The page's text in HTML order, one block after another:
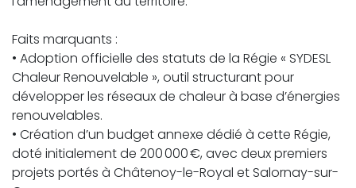
Faits marquants :
• Adoption officielle des statuts de la Régie « SYDESL
Chaleur Renouvelable », outil structurant pour
développer les réseaux de chaleur à base d’énergies
renouvelables.
• Création d’un budget annexe dédié à cette Régie,
doté initialement de 200 000 €, avec deux premiers
projets portés à Châtenoy-le-Royal et Salornay-sur-